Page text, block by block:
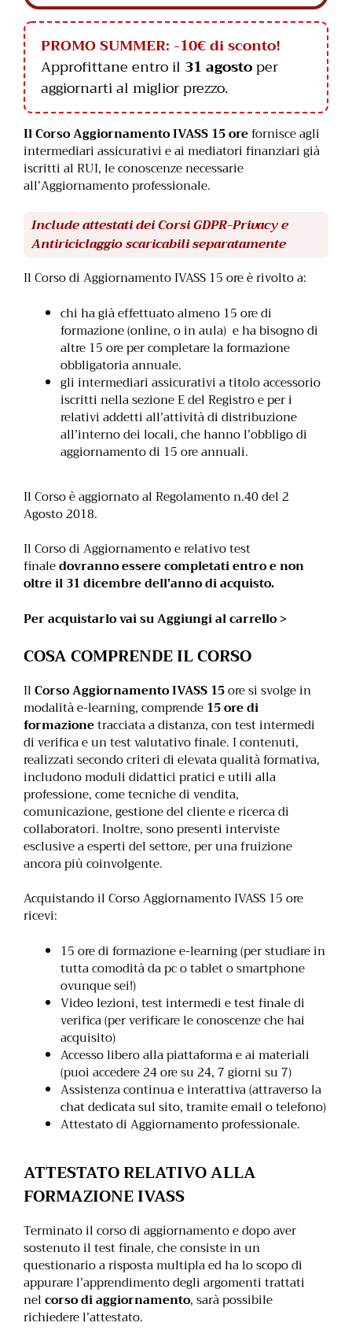
PROMO SUMMER: -10€ di sconto!
Approfittane entro il 31 agostoper
aggiornarti al miglior prezzo.
Il Corso Aggiornamento IVASS 15 orefornisce agli
intermediari assicurativi e ai mediatori finanziari già
iscritti al RUI, le conoscenze necessarie
all’Aggiornamento professionale.
Include attestati dei Corsi GDPR-Privacy e
Antiriciclaggio scaricabili separatamente
Il Corso di Aggiornamento IVASS 15 ore è rivolto a:
chi ha già effettuato almeno 15 ore di
formazione (online, o in aula) e ha bisogno di
altre 15 ore per completare la formazione
obbligatoria annuale.
gli intermediari assicurativi a titolo accessorio
iscritti nella sezione E del Registro e per i
relativi addetti all’attività di distribuzione
all’interno dei locali, che hanno l’obbligo di
aggiornamento di 15 ore annuali.
Il Corso è aggiornato al Regolamento n.40 del 2
Agosto 2018.
Il Corso di Aggiornamento e relativo test
finaledovranno essere completati entro e non
oltre il 31 dicembre dell’anno di acquisto.
Per acquistarlo vai su Aggiungi al carrello >
COSA COMPRENDE IL CORSO
IlCorso Aggiornamento IVASS 15ore si svolge in
modalità e-learning, comprende15 ore di
formazionetracciata a distanza, con test intermedi
di verifica e un test valutativo finale. I contenuti,
realizzati secondo criteri di elevata qualità formativa,
includono moduli didattici pratici e utili alla
professione, come tecniche di vendita,
comunicazione, gestione del cliente e ricerca di
collaboratori. Inoltre, sono presenti interviste
esclusive a esperti del settore, per una fruizione
ancora più coinvolgente.
Acquistando il Corso Aggiornamento IVASS 15 ore
ricevi:
15 ore di formazione e-learning (per studiare in
tutta comodità da pc o tablet o smartphone
ovunque sei!)
Video lezioni, test intermedi e test finale di
verifica (per verificare le conoscenze che hai
acquisito)
Accesso libero alla piattaforma e ai materiali
(puoi accedere 24 ore su 24, 7 giorni su 7)
Assistenza continua e interattiva (attraverso la
chat dedicata sul sito, tramite email o telefono)
Attestato di Aggiornamento professionale.
ATTESTATO RELATIVO ALLA
FORMAZIONE IVASS
Terminato il corso di aggiornamento e dopo aver
sostenuto il test finale, che consiste in un
questionario a risposta multipla ed ha lo scopo di
appurare l’apprendimento degli argomenti trattati
nelcorso di aggiornamento, sarà possibile
richiedere l’attestato.